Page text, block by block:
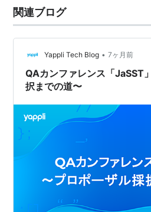
関連ブログ
Yappli Tech Blog • 7ヶ月前
QAカンファレンス「JaSST
択までの道〜